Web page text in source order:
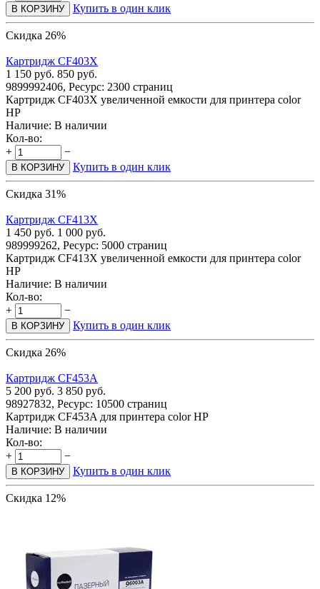
В КОРЗИНУ Купить в один клик
Скидка 26%
Картридж CF403X
1 150 руб. 850 руб.
9899992406, Ресурс: 2300 страниц
Картридж CF403X увеличенной емкости для принтера color
HP
Наличие: В наличии
Кол-во:
+
−
В КОРЗИНУ Купить в один клик
Скидка 31%
Картридж CF413X
1 450 руб. 1 000 руб.
989999262, Ресурс: 5000 страниц
Картридж CF413X увеличенной емкости для принтера color
HP
Наличие: В наличии
Кол-во:
+
−
В КОРЗИНУ Купить в один клик
Скидка 26%
Картридж CF453A
5 200 руб. 3 850 руб.
98927832, Ресурс: 10500 страниц
Картридж CF453A для принтера color HP
Наличие: В наличии
Кол-во:
+
−
В КОРЗИНУ Купить в один клик
Скидка 12%